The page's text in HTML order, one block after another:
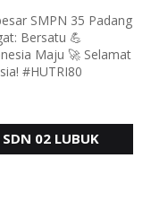
SMPN 35 Padang
Bersatu 💪
Maju 🚀 Selamat
#HUTRI80
SDN 02 LUBUK